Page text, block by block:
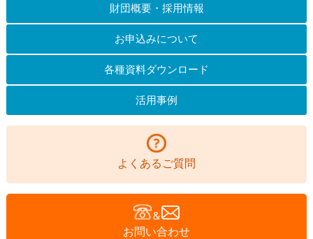
財団概要・採用情報
お申込みについて
各種資料ダウンロード
活用事例
よくあるご質問
お問い合わせ